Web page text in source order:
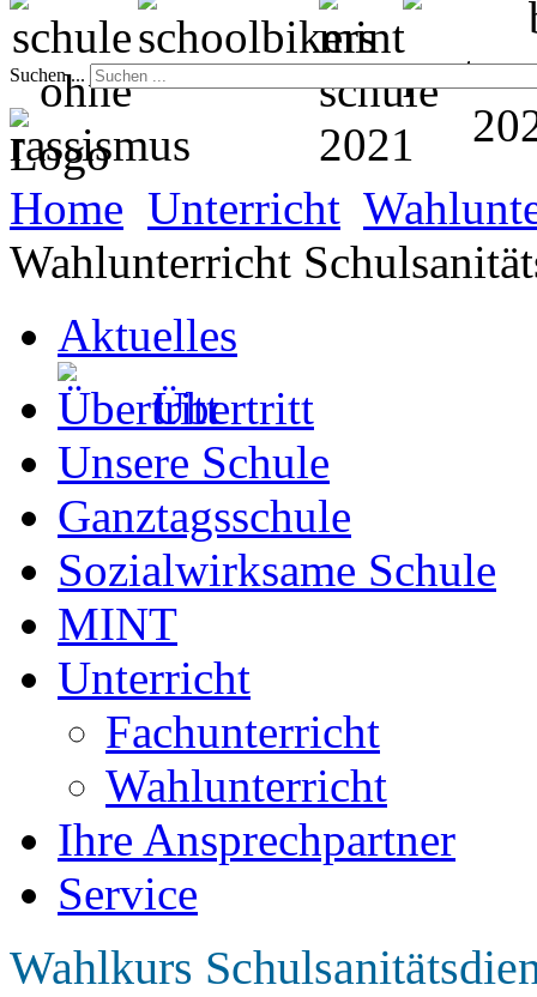
Suchen ...
Home Unterricht
Wahlunterricht
Aktuelles
Übertritt
Unsere Schule
Ganztagsschule
Sozialwirksame Schule
MINT
Unterricht
Fachunterricht
Wahlunterricht
Ihre Ansprechpartner
Service
Wahlkurs